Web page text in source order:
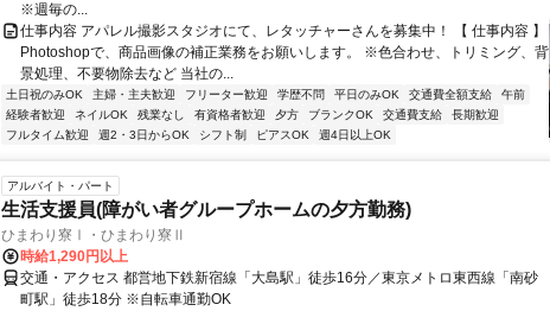
※週毎の...
仕事内容 アパレル撮影スタジオにて、レタッチャーさんを募集中！ 【 仕事内容 】
Photoshopで、商品画像の補正業務をお願いします。 ※色合わせ、トリミング、背
景処理、不要物除去など 当社の...
土日祝のみOK 主婦・主夫歓迎 フリーター歓迎 学歴不問 平日のみOK 交通費全額支給
午前
経験者歓迎
ネイルOK 残業なし 有資格者歓迎 夕方 ブランクOK 交通費支給
長期歓迎
フルタイム歓迎
週2・3日からOK シフト制 ピアスOK 週4日以上OK
アルバイト・パート
生活支援員(障がい者グループホームの夕方勤務)
ひまわり寮Ⅰ・ひまわり寮Ⅱ
時給1,290円以上
交通・アクセス 都営地下鉄新宿線「大島駅」徒歩16分／東京メトロ東西線「南砂
町駅」徒歩18分 ※自転車通勤OK